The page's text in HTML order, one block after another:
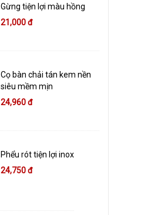
Gừng tiện lợi màu hồng
21,000 đ
Cọ bàn chải tán kem nền
siêu mềm mịn
24,960 đ
Phểu rót tiện lợi inox
24,750 đ